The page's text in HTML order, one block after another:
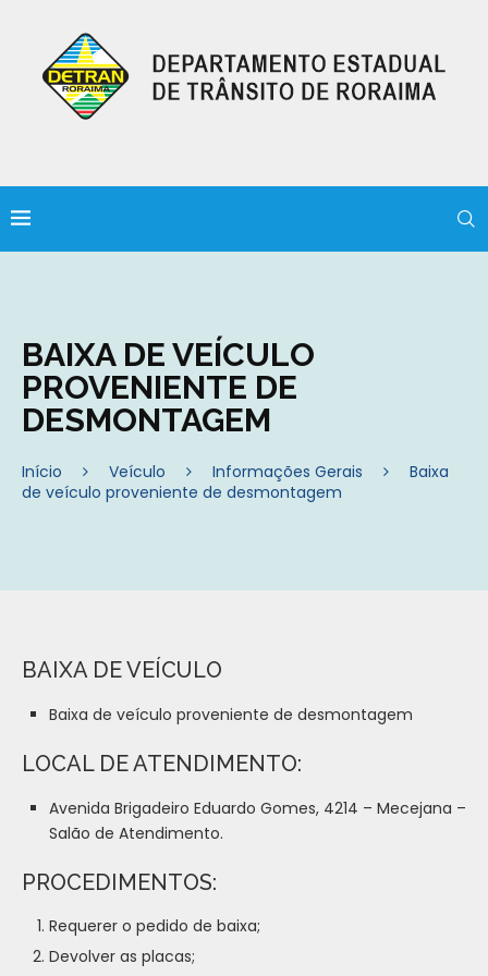
BAIXA DE VEÍCULO
PROVENIENTE DE
DESMONTAGEM
Início Veículo Informações Gerais
Baixa
de veículo proveniente de desmontagem
BAIXA DE VEÍCULO
Baixa de veículo proveniente de desmontagem
LOCAL DE ATENDIMENTO:
Avenida Brigadeiro Eduardo Gomes, 4214 – Mecejana –
Salão de Atendimento.
PROCEDIMENTOS:
Requerer o pedido de baixa;
Devolver as placas;